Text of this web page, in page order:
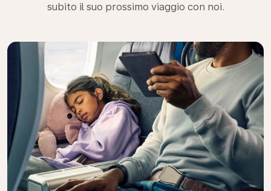
subito il suo prossimo viaggio con noi.